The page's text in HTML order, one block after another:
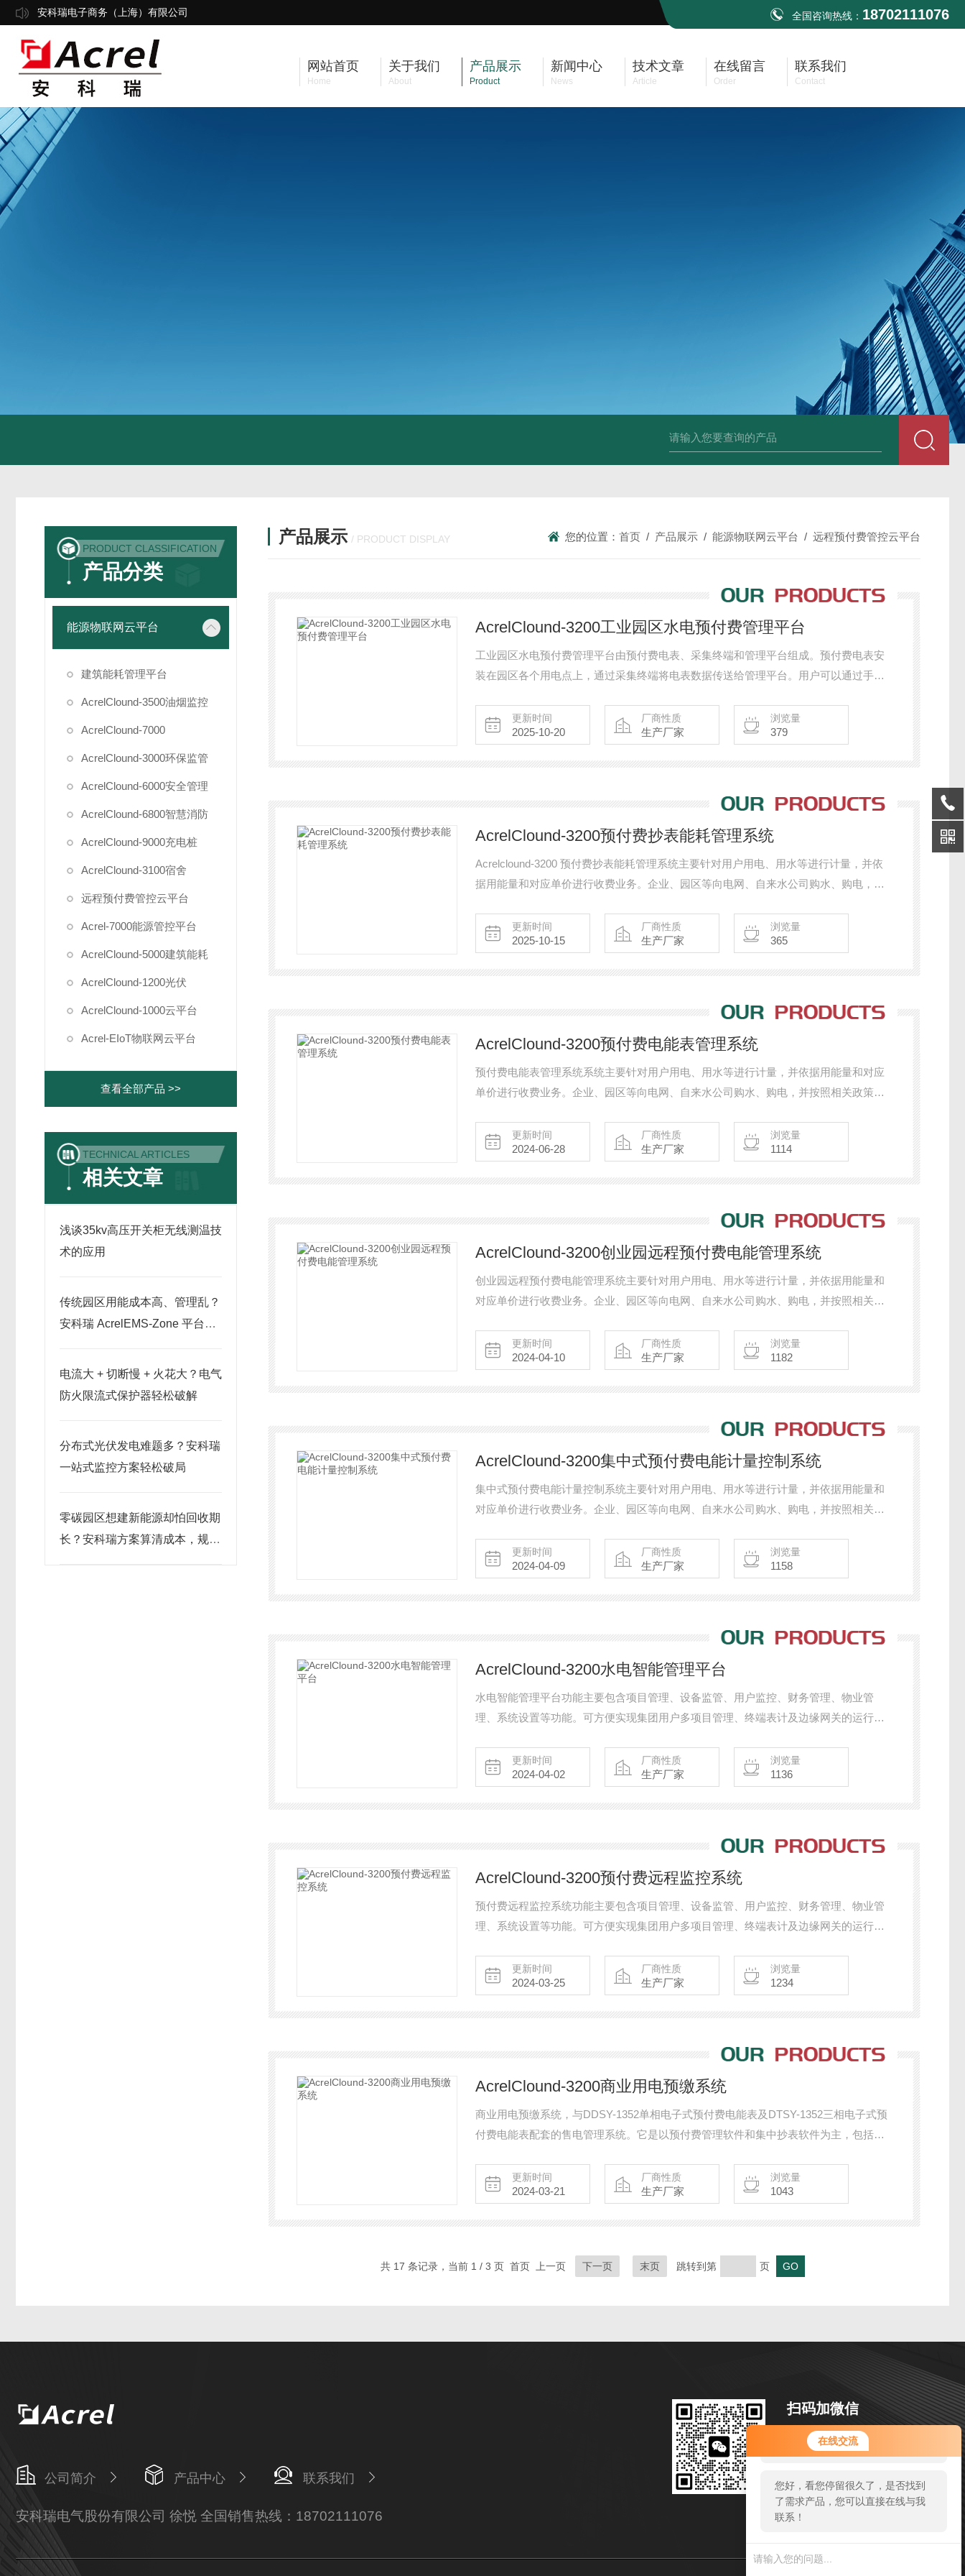
在线交流
您好！欢迎前来咨询，很高兴为您
服务，请问您要咨询什么问题呢？
您好，看您停留很久了，是否找到
了需求产品，您可以直接在线与我
联系！
安科瑞电子商务（上海）有限公司 全国咨询热线： 18702111076
网站首页
Home
关于我们
About
产品展示
Product
新闻中心
News
技术文章
Article
在线留言
Order
联系我们
Contact
PRODUCT CLASSIFICATION
产品分类
能源物联网云平台
建筑能耗管理平台
AcrelClound-3500油烟监控
AcrelClound-7000
AcrelClound-3000环保监管
AcrelClound-6000安全管理
AcrelClound-6800智慧消防
AcrelClound-9000充电桩
AcrelClound-3100宿舍
远程预付费管控云平台
Acrel-7000能源管控平台
AcrelClound-5000建筑能耗
AcrelClound-1200光伏
AcrelClound-1000云平台
Acrel-EIoT物联网云平台
查看全部产品 >>
TECHNICAL ARTICLES
相关文章
浅谈35kv高压开关柜无线测温技
术的应用
传统园区用能成本高、管理乱？
安科瑞 AcrelEMS-Zone 平台开
电流大 + 切断慢 + 火花大？电气
防火限流式保护器轻松破解
分布式光伏发电难题多？安科瑞
一站式监控方案轻松破局
零碳园区想建新能源却怕回收期
长？安科瑞方案算清成本，规划
产品展示 / PRODUCT DISPLAY 您的位置： 首页 / 产品展示 / 能源物联网云平台 / 远程预付费管控云平台
AcrelClound-3200工业园区水电预付费管理平台
工业园区水电预付费管理平台由预付费电表、采集终端和管理平台组成。预付费电表安
装在园区各个用电点上，通过采集终端将电表数据传送给管理平台。用户可以通过手机
费情况。当用户电费余额低于设定值时，系统会及时提醒用户进行充值，以避免断电。
更新时间
2025-10-20
厂商性质
生产厂家
浏览量
379
AcrelClound-3200预付费抄表能耗管理系统
Acrelclound-3200 预付费抄表能耗管理系统主要针对用户用电、用水等进行计量，并依
据用能量和对应单价进行收费业务。企业、园区等向电网、自来水公司购水、购电，并
更新时间
2025-10-15
厂商性质
生产厂家
浏览量
365
AcrelClound-3200预付费电能表管理系统
预付费电能表管理系统系统主要针对用户用电、用水等进行计量，并依据用能量和对应
单价进行收费业务。企业、园区等向电网、自来水公司购水、购电，并按照相关政策、
更新时间
2024-06-28
厂商性质
生产厂家
浏览量
1114
AcrelClound-3200创业园远程预付费电能管理系统
创业园远程预付费电能管理系统主要针对用户用电、用水等进行计量，并依据用能量和
对应单价进行收费业务。企业、园区等向电网、自来水公司购水、购电，并按照相关政
更新时间
2024-04-10
厂商性质
生产厂家
浏览量
1182
AcrelClound-3200集中式预付费电能计量控制系统
集中式预付费电能计量控制系统主要针对用户用电、用水等进行计量，并依据用能量和
对应单价进行收费业务。企业、园区等向电网、自来水公司购水、购电，并按照相关政
更新时间
2024-04-09
厂商性质
生产厂家
浏览量
1158
AcrelClound-3200水电智能管理平台
水电智能管理平台功能主要包含项目管理、设备监管、用户监控、财务管理、物业管
理、系统设置等功能。可方便实现集团用户多项目管理、终端表计及边缘网关的运行状
行对应职能划分和权限分配，操作日志查看等高级功能，方便物管人员的管理工作。
更新时间
2024-04-02
厂商性质
生产厂家
浏览量
1136
AcrelClound-3200预付费远程监控系统
预付费远程监控系统功能主要包含项目管理、设备监管、用户监控、财务管理、物业管
理、系统设置等功能。可方便实现集团用户多项目管理、终端表计及边缘网关的运行状
行对应职能划分和权限分配，操作日志查看等高级功能，方便物管人员的管理工作。
更新时间
2024-03-25
厂商性质
生产厂家
浏览量
1234
AcrelClound-3200商业用电预缴系统
商业用电预缴系统，与DDSY-1352单相电子式预付费电能表及DTSY-1352三相电子式预
付费电能表配套的售电管理系统。它是以预付费管理软件和集中抄表软件为主，包括计
更新时间
2024-03-21
厂商性质
生产厂家
浏览量
1043
共 17 条记录，当前 1 / 3 页 首页 上一页 下一页 末页 跳转到第 页
公司简介 产品中心 联系我们
安科瑞电气股份有限公司 徐悦 全国销售热线：18702111076
扫码加微信
邮箱：xuyue@email.acrel.cn
地址：江阴市南闸街道宏图路31号